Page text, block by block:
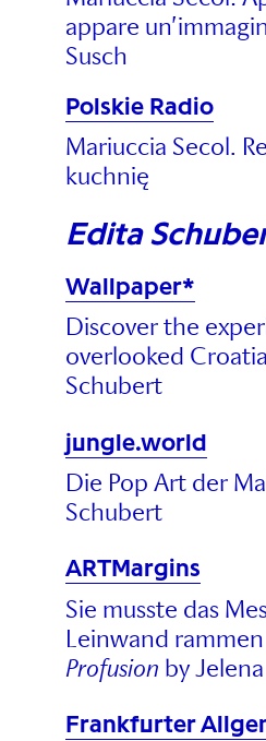
appare
Susch
Polskie Radio
Mariuccia Secol.
kuchnię
Edita
Wallpaper*
Discover the
overlooked
Schubert
jungle.world
Die Pop Art der
Schubert
ARTMargins
Sie musste das
Leinwand rammen
Profusion by
Frankfurter